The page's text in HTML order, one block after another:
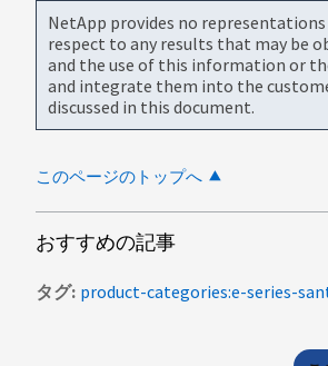
NetApp provides no
respect to any results that may be
and the use of this information or
and integrate them into the
discussed in this document.
このページのトップへ
おすすめの記事
タグ product-categories:e-series-